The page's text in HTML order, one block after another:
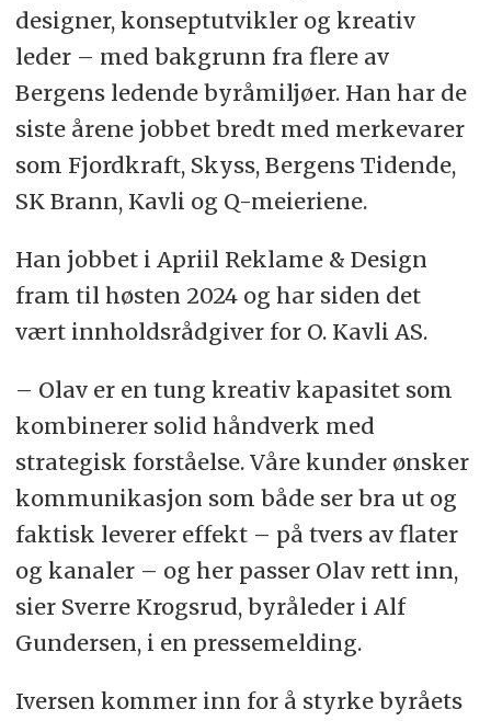
designer, konseptutvikler og kreativ
leder – med bakgrunn fra flere av
Bergens ledende byråmiljøer. Han har de
siste årene jobbet bredt med merkevarer
som Fjordkraft, Skyss, Bergens Tidende,
SK Brann, Kavli og Q-meieriene.
Han jobbet i Apriil Reklame & Design
fram til høsten 2024 og har siden det
vært innholdsrådgiver for O. Kavli AS.
– Olav er en tung kreativ kapasitet som
kombinerer solid håndverk med
strategisk forståelse. Våre kunder ønsker
kommunikasjon som både ser bra ut og
faktisk leverer effekt – på tvers av flater
og kanaler – og her passer Olav rett inn,
sier Sverre Krogsrud, byråleder i Alf
Gundersen, i en pressemelding.
Iversen kommer inn for å styrke byråets